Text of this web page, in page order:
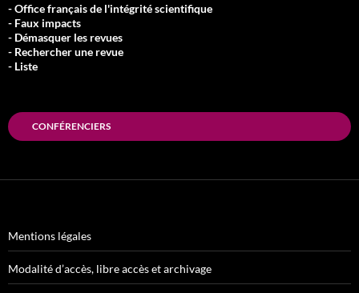
- Office français de l'intégrité scientifique
- Faux impacts
- Démasquer les revues
- Rechercher une revue
- Liste
CONFÉRENCIERS
Mentions légales
Modalité d’accès, libre accès et archivage